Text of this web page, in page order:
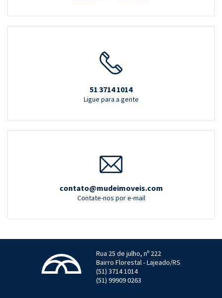
51 3714 1014
Ligue para a gente
contato@mudeimoveis.com
Contate-nos por e-mail
Rua 25 de julho, nº 222
Bairro Florestal - Lajeado/RS
(51) 3714 1014
(51) 99909 0263